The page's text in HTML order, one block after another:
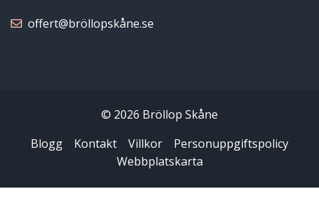
offert@bröllopskåne.se
© 2026 Bröllop Skåne
Blogg
Kontakt Villkor
Personuppgiftspolicy
Webbplatskarta